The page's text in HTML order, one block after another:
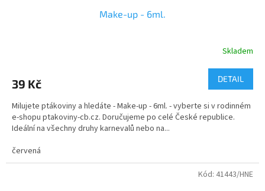
Make-up - 6ml.
je
z
5
hvězdiček.
Skladem
39 Kč DETAIL
Milujete ptákoviny a hledáte - Make-up - 6ml. - vyberte si v rodinném
e-shopu ptakoviny-cb.cz. Doručujeme po celé České republice.
Ideální na všechny druhy karnevalů nebo na...
červená
Kód: 41443/HNE